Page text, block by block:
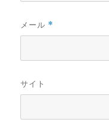
メール *
サイト